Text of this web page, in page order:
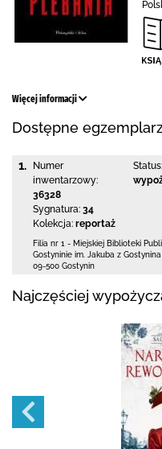
Więcej informacji
Dostępne
1.
Numer
inwentarzowy:
36328
Sygnatura: 34
Kolekcja: reportaż
Status:
Filia nr 1 - Miejskiej Biblioteki
Gostyninie im. Jakuba z Gostynina
09-500 Gostynin
Najczęściej